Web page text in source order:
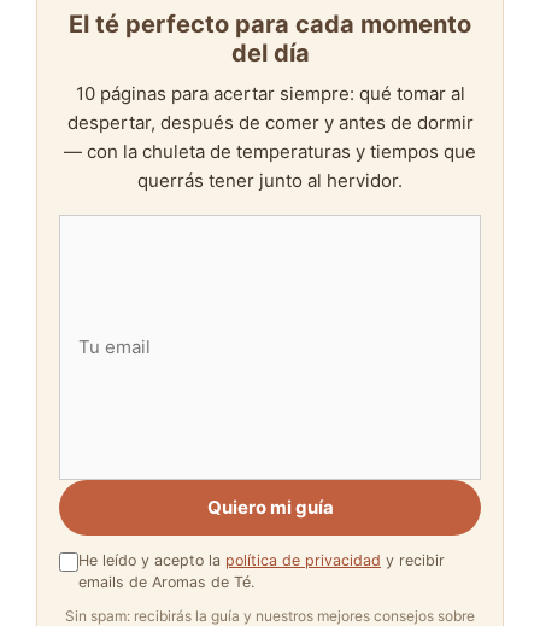
El té perfecto para cada momento
del día
10 páginas para acertar siempre: qué tomar al
despertar, después de comer y antes de dormir
— con la chuleta de temperaturas y tiempos que
querrás tener junto al hervidor.
Quiero mi guía
He leído y acepto la política de privacidad y recibir
emails de Aromas de Té.
Sin spam: recibirás la guía y nuestros mejores consejos sobre